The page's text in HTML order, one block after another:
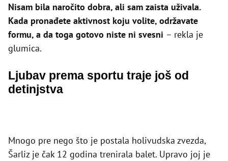
Nisam bila naročito dobra, ali sam zaista uživala.
Kada pronađete aktivnost koju volite, održavate
formu, a da toga gotovo niste ni svesni – rekla je
glumica.
Ljubav prema sportu traje još od
detinjstva
Mnogo pre nego što je postala holivudska zvezda,
Šarliz je čak 12 godina trenirala balet. Upravo joj je